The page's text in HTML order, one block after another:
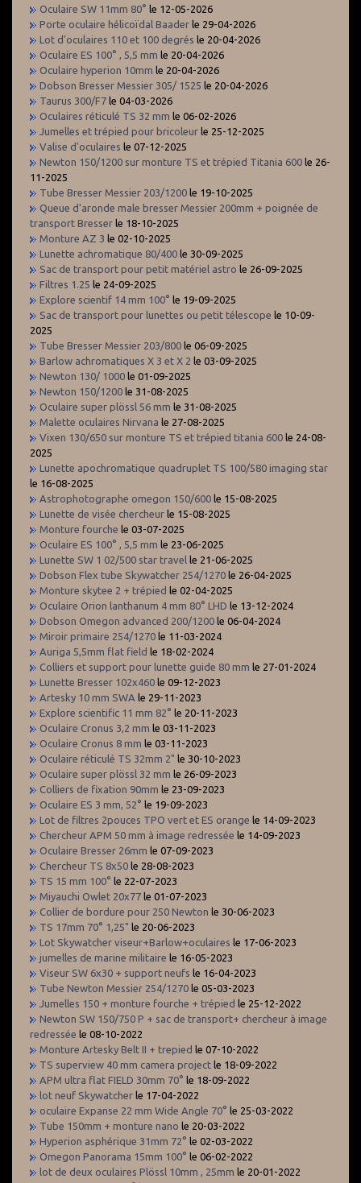
Oculaire SW 11mm 80° le 12-05-2026
Porte oculaire hélicoïdal Baader le 29-04-2026
Lot d'oculaires 110 et 100 degrés le 20-04-2026
Oculaire ES 100° , 5,5 mm le 20-04-2026
Oculaire hyperion 10mm le 20-04-2026
Dobson Bresser Messier 305/ 1525 le 20-04-2026
Taurus 300/F7 le 04-03-2026
Oculaires réticulé TS 32 mm le 06-02-2026
Jumelles et trépied pour bricoleur le 25-12-2025
Valise d'oculaires le 07-12-2025
Newton 150/1200 sur monture TS et trépied Titania 600 le 26-
11-2025
Tube Bresser Messier 203/1200 le 19-10-2025
Queue d'aronde male bresser Messier 200mm + poignée de
transport Bresser le 18-10-2025
Monture AZ 3 le 02-10-2025
Lunette achromatique 80/400 le 30-09-2025
Sac de transport pour petit matériel astro le 26-09-2025
Filtres 1.25 le 24-09-2025
Explore scientif 14 mm 100° le 19-09-2025
Sac de transport pour lunettes ou petit télescope le 10-09-
2025
Tube Bresser Messier 203/800 le 06-09-2025
Barlow achromatiques X 3 et X 2 le 03-09-2025
Newton 130/ 1000 le 01-09-2025
Newton 150/1200 le 31-08-2025
Oculaire super plössl 56 mm le 31-08-2025
Malette oculaires Nirvana le 27-08-2025
Vixen 130/650 sur monture TS et trépied titania 600 le 24-08-
2025
Lunette apochromatique quadruplet TS 100/580 imaging star
le 16-08-2025
Astrophotographe omegon 150/600 le 15-08-2025
Lunette de visée chercheur le 15-08-2025
Monture fourche le 03-07-2025
Oculaire ES 100° , 5,5 mm le 23-06-2025
Lunette SW 1 02/500 star travel le 21-06-2025
Dobson Flex tube Skywatcher 254/1270 le 26-04-2025
Monture skytee 2 + trépied le 02-04-2025
Oculaire Orion lanthanum 4 mm 80° LHD le 13-12-2024
Dobson Omegon advanced 200/1200 le 06-04-2024
Miroir primaire 254/1270 le 11-03-2024
Auriga 5,5mm flat field le 18-02-2024
Colliers et support pour lunette guide 80 mm le 27-01-2024
Lunette Bresser 102x460 le 09-12-2023
Artesky 10 mm SWA le 29-11-2023
Explore scientific 11 mm 82° le 20-11-2023
Oculaire Cronus 3,2 mm le 03-11-2023
Oculaire Cronus 8 mm le 03-11-2023
Oculaire réticulé TS 32mm 2" le 30-10-2023
Oculaire super plössl 32 mm le 26-09-2023
Colliers de fixation 90mm le 23-09-2023
Oculaire ES 3 mm, 52° le 19-09-2023
Lot de filtres 2pouces TPO vert et ES orange le 14-09-2023
Chercheur APM 50 mm à image redressée le 14-09-2023
Oculaire Bresser 26mm le 07-09-2023
Chercheur TS 8x50 le 28-08-2023
TS 15 mm 100° le 22-07-2023
Miyauchi Owlet 20x77 le 01-07-2023
Collier de bordure pour 250 Newton le 30-06-2023
TS 17mm 70° 1,25" le 20-06-2023
Lot Skywatcher viseur+Barlow+oculaires le 17-06-2023
jumelles de marine militaire le 16-05-2023
Viseur SW 6x30 + support neufs le 16-04-2023
Tube Newton Messier 254/1270 le 05-03-2023
Jumelles 150 + monture fourche + trépied le 25-12-2022
Newton SW 150/750 P + sac de transport+ chercheur à image
redressée le 08-10-2022
Monture Artesky Belt II + trepied le 07-10-2022
TS superview 40 mm camera project le 18-09-2022
APM ultra flat FIELD 30mm 70° le 18-09-2022
lot neuf Skywatcher le 17-04-2022
oculaire Expanse 22 mm Wide Angle 70° le 25-03-2022
Tube 150mm + monture nano le 20-03-2022
Hyperion asphérique 31mm 72° le 02-03-2022
Omegon Panorama 15mm 100° le 06-02-2022
lot de deux oculaires Plössl 10mm , 25mm le 20-01-2022